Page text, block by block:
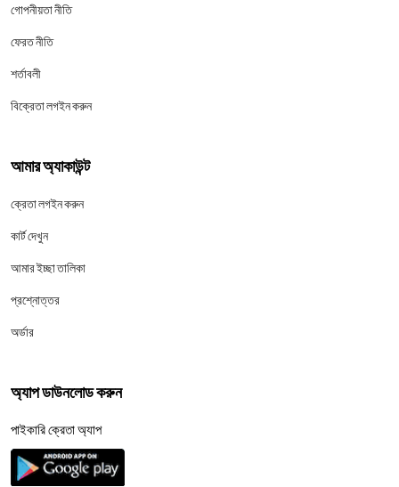
গোপনীয়তা নীতি
ফেরত নীতি
শর্তাবলী
বিক্রেতা লগইন করুন
আমার অ্যাকাউন্ট
ক্রেতা লগইন করুন
কার্ট দেখুন
আমার ইচ্ছা তালিকা
প্রশ্নোত্তর
অর্ডার
অ্যাপ ডাউনলোড করুন
পাইকারি ক্রেতা অ্যাপ